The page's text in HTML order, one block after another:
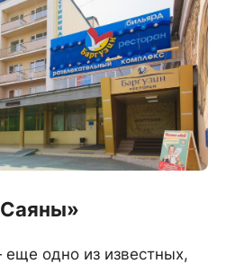
одно из известных,